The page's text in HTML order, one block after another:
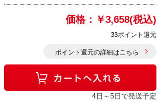
価格： ￥3,658(税込)
33ポイント還元
ポイント還元の詳細はこちら
4日～5日で発送予定